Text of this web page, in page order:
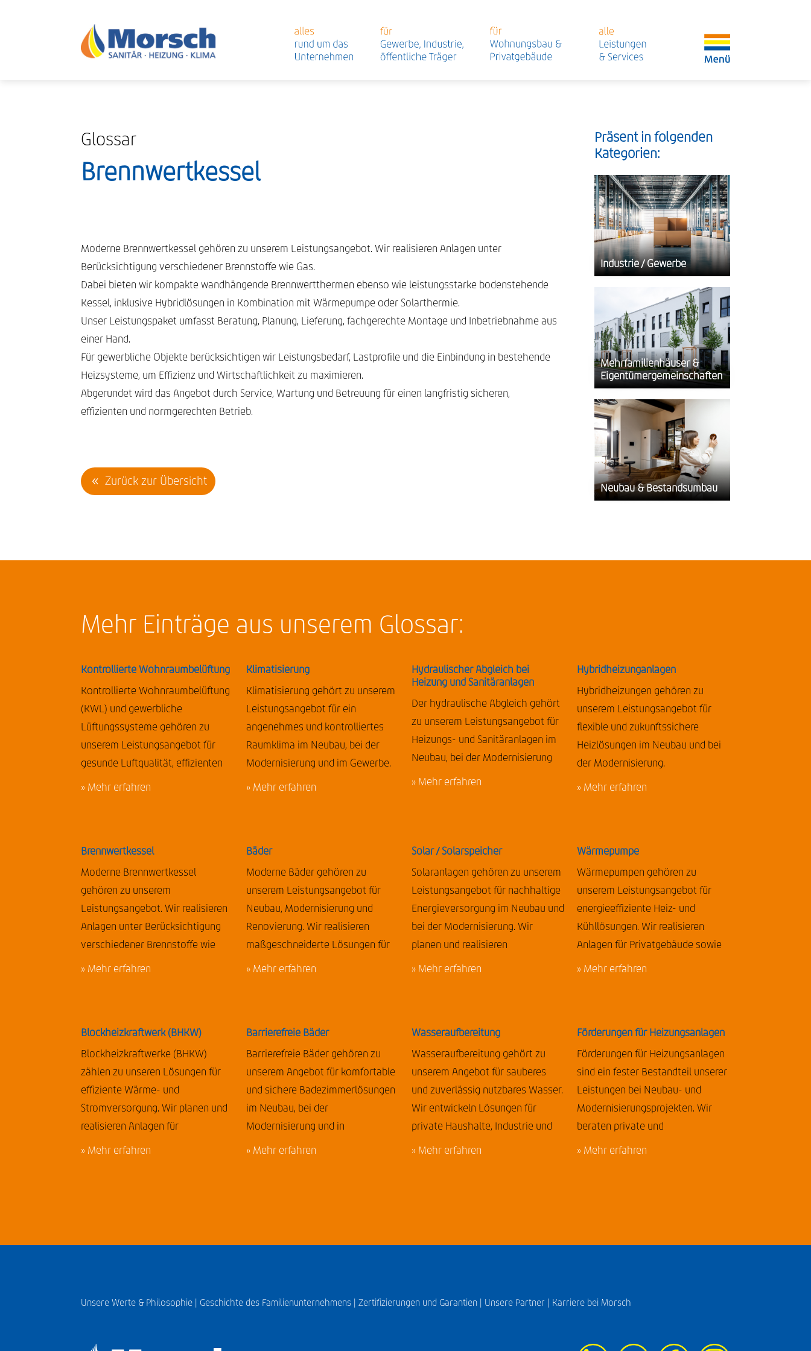
Glossar
Brennwertkessel
Moderne Brennwertkessel gehören zu unserem Leistungsangebot. Wir realisieren Anlagen unter
Berücksichtigung verschiedener Brennstoffe wie Gas.
Dabei bieten wir kompakte wandhängende Brennwertthermen ebenso wie leistungsstarke bodenstehende
Kessel, inklusive Hybridlösungen in Kombination mit Wärmepumpe oder Solarthermie.
Unser Leistungspaket umfasst Beratung, Planung, Lieferung, fachgerechte Montage und Inbetriebnahme aus
einer Hand.
Für gewerbliche Objekte berücksichtigen wir Leistungsbedarf, Lastprofile und die Einbindung in bestehende
Heizsysteme, um Effizienz und Wirtschaftlichkeit zu maximieren.
Abgerundet wird das Angebot durch Service, Wartung und Betreuung für einen langfristig sicheren,
effizienten und normgerechten Betrieb.
Zurück zur Übersicht
Präsent in folgenden
Kategorien:
Industrie / Gewerbe
Mehrfamilienhäuser &
Eigentümergemeinschaften
Neubau & Bestandsumbau
Mehr Einträge aus unserem Glossar:
Kontrollierte Wohnraumbelüftung
Kontrollierte Wohnraumbelüftung
(KWL) und gewerbliche
Lüftungssysteme gehören zu
unserem Leistungsangebot für
gesunde Luftqualität, effizienten
» Mehr erfahren
Klimatisierung
Klimatisierung gehört zu unserem
Leistungsangebot für ein
angenehmes und kontrolliertes
Raumklima im Neubau, bei der
Modernisierung und im Gewerbe.
» Mehr erfahren
Hydraulischer Abgleich bei
Heizung und Sanitäranlagen
Der hydraulische Abgleich gehört
zu unserem Leistungsangebot für
Heizungs- und Sanitäranlagen im
Neubau, bei der Modernisierung
» Mehr erfahren
Hybridheizunganlagen
Hybridheizungen gehören zu
unserem Leistungsangebot für
flexible und zukunftssichere
Heizlösungen im Neubau und bei
der Modernisierung.
» Mehr erfahren
Brennwertkessel
Moderne Brennwertkessel
gehören zu unserem
Leistungsangebot. Wir realisieren
Anlagen unter Berücksichtigung
verschiedener Brennstoffe wie
» Mehr erfahren
Bäder
Moderne Bäder gehören zu
unserem Leistungsangebot für
Neubau, Modernisierung und
Renovierung. Wir realisieren
maßgeschneiderte Lösungen für
» Mehr erfahren
Solar / Solarspeicher
Solaranlagen gehören zu unserem
Leistungsangebot für nachhaltige
Energieversorgung im Neubau und
bei der Modernisierung. Wir
planen und realisieren
» Mehr erfahren
Wärmepumpe
Wärmepumpen gehören zu
unserem Leistungsangebot für
energieeffiziente Heiz- und
Kühllösungen. Wir realisieren
Anlagen für Privatgebäude sowie
» Mehr erfahren
Blockheizkraftwerk (BHKW)
Blockheizkraftwerke (BHKW)
zählen zu unseren Lösungen für
effiziente Wärme- und
Stromversorgung. Wir planen und
realisieren Anlagen für
» Mehr erfahren
Barrierefreie Bäder
Barrierefreie Bäder gehören zu
unserem Angebot für komfortable
und sichere Badezimmerlösungen
im Neubau, bei der
Modernisierung und in
» Mehr erfahren
Wasseraufbereitung
Wasseraufbereitung gehört zu
unserem Angebot für sauberes
und zuverlässig nutzbares Wasser.
Wir entwickeln Lösungen für
private Haushalte, Industrie und
» Mehr erfahren
Förderungen für Heizungsanlagen
Förderungen für Heizungsanlagen
sind ein fester Bestandteil unserer
Leistungen bei Neubau- und
Modernisierungsprojekten. Wir
beraten private und
» Mehr erfahren
Unsere Werte & Philosophie | Geschichte des Familienunternehmens |Zertifizierungen und Garantien | Unsere Partner | Karriere bei Morsch